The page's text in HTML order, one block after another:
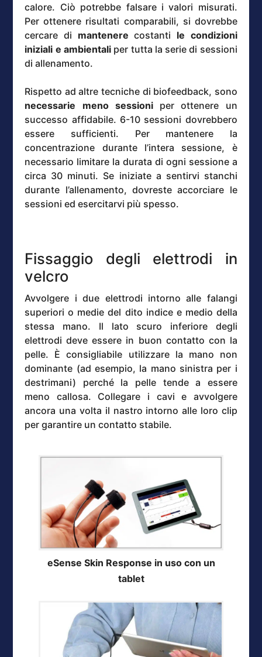
calore. Ciò potrebbe falsare i valori misurati.
Per ottenere risultati comparabili, si dovrebbe
cercare di mantenerecostanti le condizioni
iniziali e ambientali per tutta la serie di sessioni
di allenamento.
Rispetto ad altre tecniche di biofeedback, sono
necessarie meno sessioniper ottenere un
successo affidabile. 6-10 sessioni dovrebbero
essere sufficienti. Per mantenere la
concentrazione durante l’intera sessione, è
necessario limitare la durata di ogni sessione a
circa 30 minuti. Se iniziate a sentirvi stanchi
durante l’allenamento, dovreste accorciare le
sessioni ed esercitarvi più spesso.
Fissaggio degli elettrodi in
velcro
Avvolgere i due elettrodi intorno alle falangi
superiori o medie del dito indice e medio della
stessa mano. Il lato scuro inferiore degli
elettrodi deve essere in buon contatto con la
pelle. È consigliabile utilizzare la mano non
dominante (ad esempio, la mano sinistra per i
destrimani) perché la pelle tende a essere
meno callosa. Collegare i cavi e avvolgere
ancora una volta il nastro intorno alle loro clip
per garantire un contatto stabile.
eSense Skin Response in uso con un
tablet